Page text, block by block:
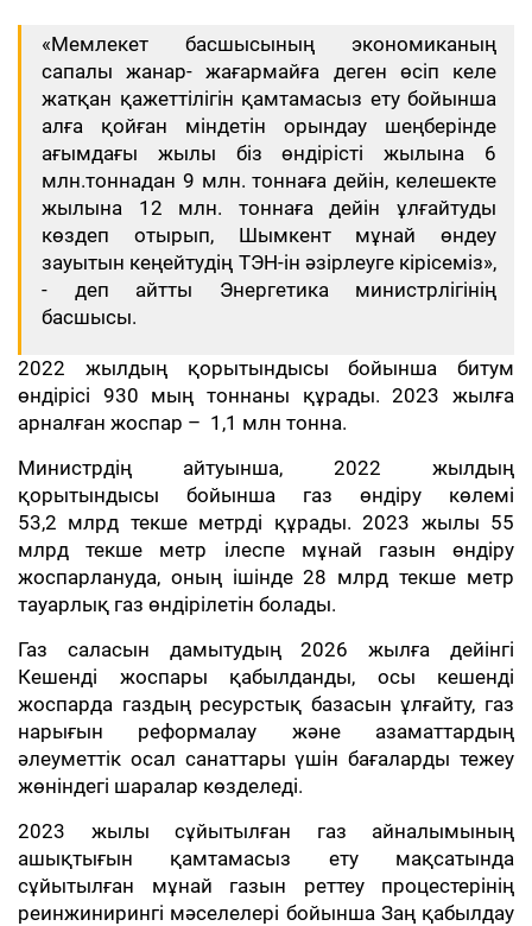
«Мемлекет басшысының экономиканың
сапалы жанар- жағармайға деген өсіп келе
жатқан қажеттілігін қамтамасыз ету бойынша
алға қойған міндетін орындау шеңберінде
ағымдағы жылы біз өндірісті жылына 6
млн.тоннадан 9 млн. тоннаға дейін, келешекте
жылына 12 млн. тоннаға дейін ұлғайтуды
көздеп отырып, Шымкент мұнай өндеу
зауытын кеңейтудің ТЭН-ін әзірлеуге кірісеміз»,
- деп айтты Энергетика министрлігінің
басшысы.
2022 жылдың қорытындысы бойынша битум
өндірісі 930 мың тоннаны құрады. 2023 жылға
арналған жоспар – 1,1 млн тонна.
Министрдің айтуынша, 2022 жылдың
қорытындысы бойынша газ өндіру көлемі
53,2 млрд текше метрді құрады. 2023 жылы 55
млрд текше метр ілеспе мұнай газын өндіру
жоспарлануда, оның ішінде 28 млрд текше метр
тауарлық газ өндірілетін болады.
Газ саласын дамытудың 2026 жылға дейінгі
Кешенді жоспары қабылданды, осы кешенді
жоспарда газдың ресурстық базасын ұлғайту, газ
нарығын реформалау және азаматтардың
әлеуметтік осал санаттары үшін бағаларды тежеу
жөніндегі шаралар көзделеді.
2023 жылы сұйытылған газ айналымының
ашықтығын қамтамасыз ету мақсатында
сұйытылған мұнай газын реттеу процестерінің
реинжинирингі мәселелері бойынша Заң қабылдау